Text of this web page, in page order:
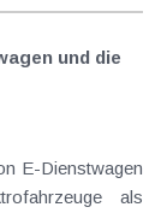
und die
E-Dienstwagen
als